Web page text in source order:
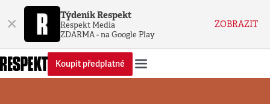
× Týdeník Respekt
Respekt Media
ZDARMA - na Google Play
ZOBRAZIT
Koupit předplatné